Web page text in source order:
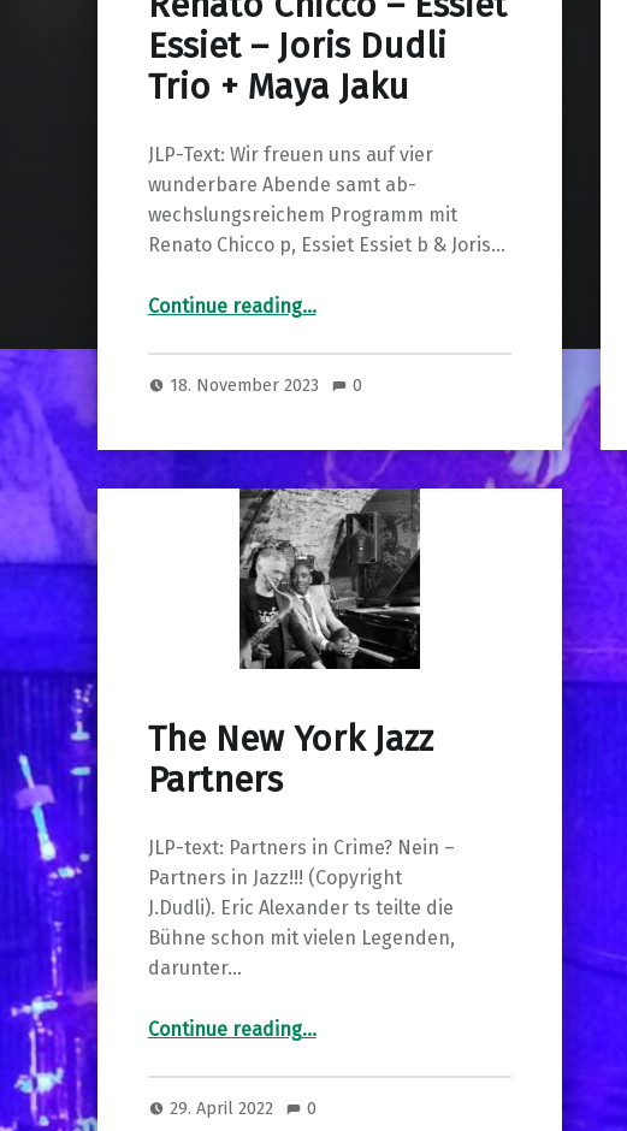
Essiet – Joris Dudli
Trio + Maya Jaku
JLP-Text: Wir freuen uns auf vier
wunderbare Abende samt ab-
wechslungsreichem Programm mit
Renato Chicco p, Essiet Essiet b & Joris…
Continue reading“Renato Chicco – Essiet Essiet – Joris Dudli Trio + Maya Jaku”
…
18. November 2023 0
The New York Jazz
Partners
JLP-text: Partners in Crime? Nein –
Partners in Jazz!!! (Copyright
J.Dudli). Eric Alexander ts teilte die
Bühne schon mit vielen Legenden,
darunter…
Continue reading“The New York Jazz Partners”
…
29. April 2022 0